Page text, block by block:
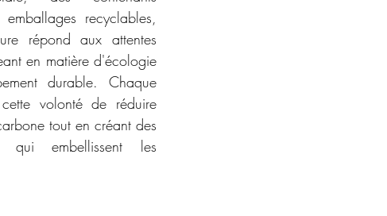
recyclables,
répond aux attentes
en matière d'écologie
durable. Chaque
volonté de réduire
tout en créant des
qui embellissent les